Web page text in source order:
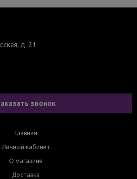
д. 21
звонок
Главная
Личный кабинет
О магазине
Доставка